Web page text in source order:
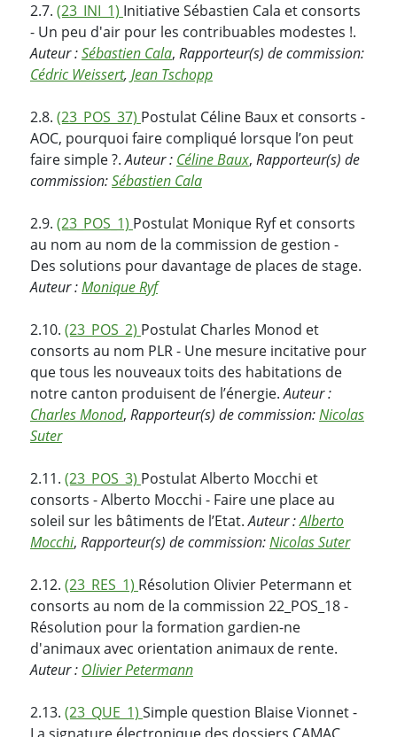
2.7. (23_INI_1) Initiative Sébastien Cala et consorts
- Un peu d'air pour les contribuables modestes !.
Auteur :Sébastien Cala, Rapporteur(s) de commission:
Cédric Weissert, Jean Tschopp
2.8. (23_POS_37) Postulat Céline Baux et consorts -
AOC, pourquoi faire compliqué lorsque l’on peut
faire simple ?.Auteur : Céline Baux, Rapporteur(s) de
commission:Sébastien Cala
2.9. (23_POS_1) Postulat Monique Ryf et consorts
au nom au nom de la commission de gestion -
Des solutions pour davantage de places de stage.
Auteur :Monique Ryf
2.10. (23_POS_2) Postulat Charles Monod et
consorts au nom PLR - Une mesure incitative pour
que tous les nouveaux toits des habitations de
notre canton produisent de l’énergie.Auteur :
Charles Monod, Rapporteur(s) de commission:Nicolas
Suter
2.11. (23_POS_3) Postulat Alberto Mocchi et
consorts - Alberto Mocchi - Faire une place au
soleil sur les bâtiments de l’Etat.Auteur :Alberto
Mocchi, Rapporteur(s) de commission:Nicolas Suter
2.12. (23_RES_1) Résolution Olivier Petermann et
consorts au nom de la commission 22_POS_18 -
Résolution pour la formation gardien-ne
d'animaux avec orientation animaux de rente.
Auteur : Olivier Petermann
2.13. (23_QUE_1) Simple question Blaise Vionnet -